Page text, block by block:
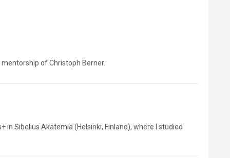
of Christoph Berner.
in Sibelius Akatemia (Helsinki, Finland), where I studied